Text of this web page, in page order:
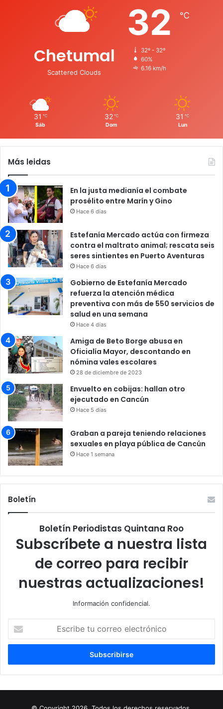
Chetumal
Scattered Clouds
32 ℃
32º - 32º
60%
6.16 km/h
31 ℃
Sáb
32 ℃
Dom
31 ℃
Lun
Más leidas
En la justa medianía el combate
prosélito entre Marín y Gino
Hace 6 días
Estefanía Mercado actúa con firmeza
contra el maltrato animal; rescata seis
seres sintientes en Puerto Aventuras
Hace 6 días
Gobierno de Estefanía Mercado
refuerza la atención médica
preventiva con más de 550 servicios de
salud en una semana
Hace 4 días
Amiga de Beto Borge abusa en
Oficialía Mayor, descontando en
nómina vales escolares
28 de diciembre de 2023
Envuelto en cobijas: hallan otro
ejecutado en Cancún
Hace 5 días
Graban a pareja teniendo relaciones
sexuales en playa pública de Cancún
Hace 1 semana
Boletín
Boletín Periodistas Quintana Roo
Subscríbete a nuestra lista
de correo para recibir
nuestras actualizaciones!
Información confidencial.
correo